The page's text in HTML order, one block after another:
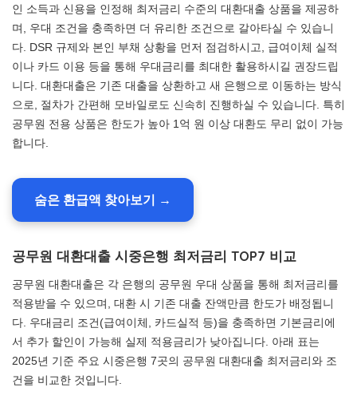
인 소득과 신용을 인정해 최저금리 수준의 대환대출 상품을 제공하
며, 우대 조건을 충족하면 더 유리한 조건으로 갈아타실 수 있습니
다. DSR 규제와 본인 부채 상황을 먼저 점검하시고, 급여이체 실적
이나 카드 이용 등을 통해 우대금리를 최대한 활용하시길 권장드립
니다. 대환대출은 기존 대출을 상환하고 새 은행으로 이동하는 방식
으로, 절차가 간편해 모바일로도 신속히 진행하실 수 있습니다. 특히
공무원 전용 상품은 한도가 높아 1억 원 이상 대환도 무리 없이 가능
합니다.
숨은 환급액 찾아보기 →
공무원 대환대출 시중은행 최저금리 TOP7 비교
공무원 대환대출은 각 은행의 공무원 우대 상품을 통해 최저금리를
적용받을 수 있으며, 대환 시 기존 대출 잔액만큼 한도가 배정됩니
다. 우대금리 조건(급여이체, 카드실적 등)을 충족하면 기본금리에
서 추가 할인이 가능해 실제 적용금리가 낮아집니다. 아래 표는
2025년 기준 주요 시중은행 7곳의 공무원 대환대출 최저금리와 조
건을 비교한 것입니다.